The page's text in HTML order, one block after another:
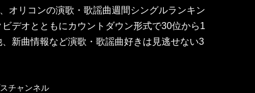
オリコンの演歌・歌謡曲週間シングルランキン
デオとともにカウントダウン形式で30位から1
新曲情報など演歌・歌謡曲好きは見逃せない3
チャンネル